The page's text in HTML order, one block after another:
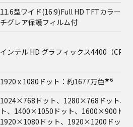
11.6型ワイド(16:9)Full HD TFTカラー
チグレア保護フィルム付
インテル HD グラフィックス4400（CPU
1920 x 1080ドット：約1677万色★6
1024×768ドット、1280×768ドット、
ト、1400×1050ドット、1600×900ド
1920×1080ドット、1920×1200ドット